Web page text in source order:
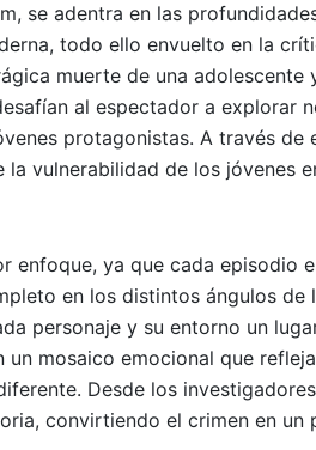
se adentra en las
todo ello envuelto en la
muerte de una adolescente
al espectador a explorar
protagonistas. A través de
vulnerabilidad de los jóvenes
enfoque, ya que cada episodio
en los distintos ángulos de
personaje y su entorno un
mosaico emocional que
Desde los
convirtiendo el crimen en un